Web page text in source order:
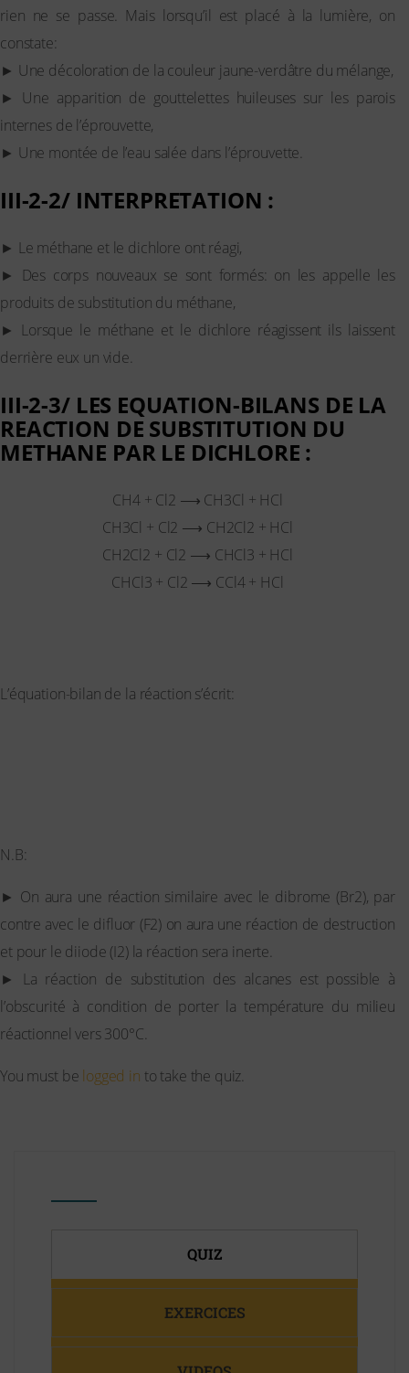
rien ne se passe. Mais lorsqu’il est placé à la lumière, on
constate:
► Une décoloration de la couleur jaune-verdâtre du mélange,
► Une apparition de gouttelettes huileuses sur les parois
internes de l’éprouvette,
► Une montée de l’eau salée dans l’éprouvette.
III-2-2/ INTERPRETATION :
► Le méthane et le dichlore ont réagi,
► Des corps nouveaux se sont formés: on les appelle les
produits de substitution du méthane,
► Lorsque le méthane et le dichlore réagissent ils laissent
derrière eux un vide.
III-2-3/ LES EQUATION-BILANS DE LA
REACTION DE SUBSTITUTION DU
METHANE PAR LE DICHLORE :
CH4 + Cl2 ⟶ CH3Cl + HCl
CH3Cl + Cl2 ⟶ CH2Cl2 + HCl
CH2Cl2 + Cl2 ⟶ CHCl3 + HCl
CHCl3 + Cl2 ⟶ CCl4 + HCl
L’équation-bilan de la réaction s’écrit:
N.B:
► On aura une réaction similaire avec le dibrome (Br2), par
contre avec le difluor (F2) on aura une réaction de destruction
et pour le diiode (I2) la réaction sera inerte.
► La réaction de substitution des alcanes est possible à
l’obscurité à condition de porter la température du milieu
réactionnel vers 300°C.
You must be logged in to take the quiz.
QUIZ
EXERCICES